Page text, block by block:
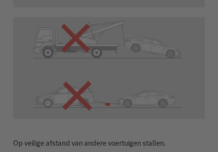
Op veilige afstand van andere voertuigen stallen.